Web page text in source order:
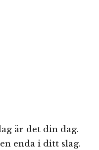
är det din dag.
enda i ditt slag.